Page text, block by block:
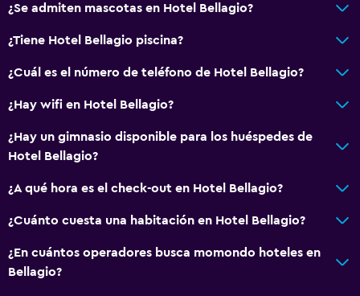
¿Se admiten mascotas en Hotel Bellagio?
¿Tiene Hotel Bellagio piscina?
¿Cuál es el número de teléfono de Hotel Bellagio?
¿Hay wifi en Hotel Bellagio?
¿Hay un gimnasio disponible para los huéspedes de
Hotel Bellagio?
¿A qué hora es el check-out en Hotel Bellagio?
¿Cuánto cuesta una habitación en Hotel Bellagio?
¿En cuántos operadores busca momondo hoteles en
Bellagio?